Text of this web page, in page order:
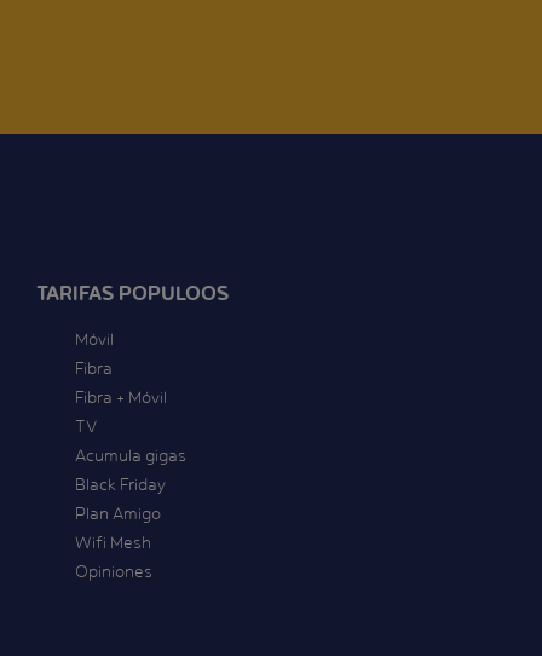
TARIFAS POPULOOS
Móvil
Fibra
Fibra + Móvil
TV
Acumula gigas
Black Friday
Plan Amigo
Wifi Mesh
Opiniones